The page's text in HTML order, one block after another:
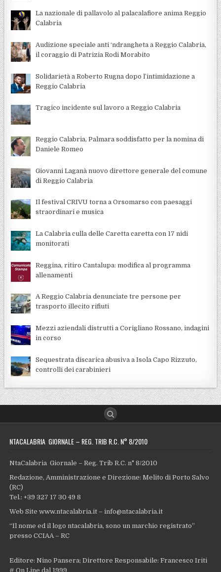
La nazionale di pallavolo al palacalafiore anima Reggio
Calabria
Audizione speciale anti ‘ndrangheta a Reggio Calabria,
il coraggio di Patrizia Rodi Morabito
Solidarietà a Roberto Rugna dopo l’intimidazione a
Reggio Calabria
Tragico incidente sul lavoro a Reggio Calabria
Reggio Calabria, Palmara soddisfatto per la nomina di
Daniele Romeo
Giovanni Laganà nuovo direttore generale del comune
di Reggio Calabria
Il festival CRIVU torna a Orsomarso con paesaggi
straordinari e musica
La Calabria culla delle Caretta caretta con 17 nidi
monitorati
Reggina, ritiro Cantalupa: modifica al programma
allenamenti
A Reggio Calabria denunciate tre persone per
trasporto illecito rifiuti
Mezzi aziendali distrutti a Corigliano Rossano, indagini
in corso
Sequestrata discarica abusiva a Isola Capo Rizzuto,
controlli dei carabinieri
NTACALABRIA GIORNALE – REG. TRIB R.C. N° 8/2010
NtaCalabria Giornale – Reg. Trib R.C. n° 8/2010
Redazione, Amministrazione e Direzione: Melito di Porto Salvo
(RC)
Tel.: +39 327 17 30 49 8
Web Site www.ntacalabria.it – info@ntacalabria.it
“Il nome ed il logo ntacalabria, sono un marchio registrato”
presso CCIAA – RC
Editore: Nino Pansera; Direttore Responsabile: Francesco Iriti
# On Line dal 1999